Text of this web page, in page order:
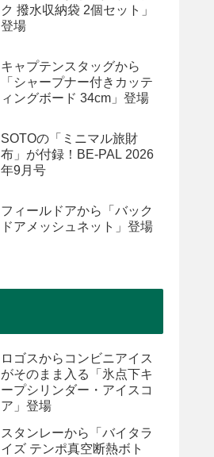
ク 撥水収納袋 2個セット」
登場
キャプテンスタッグから
「シャープナー付きカッテ
ィングボード 34cm」登場
SOTOの「ミニマル旅財
布」が付録！BE-PAL 2026
年9月号
フィールドアから「バック
ドアメッシュネット」登場
ロゴスからコンビニアイス
がそのまま入る「氷点下キ
ープシリンダー・アイスコ
ア」登場
スタンレーから「バイタラ
イズ テンポ真空断熱ボト